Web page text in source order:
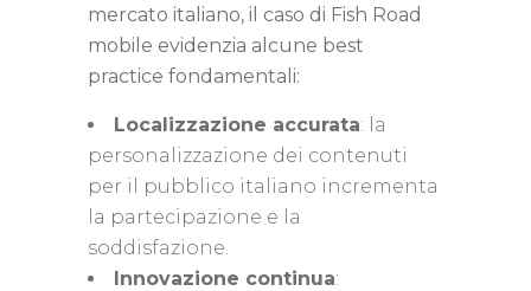
mercato italiano, il caso di Fish Road
mobile evidenzia alcune best
practice fondamentali:
Localizzazione accurata: la
personalizzazione dei contenuti
per il pubblico italiano incrementa
la partecipazione e la
soddisfazione.
Innovazione continua: